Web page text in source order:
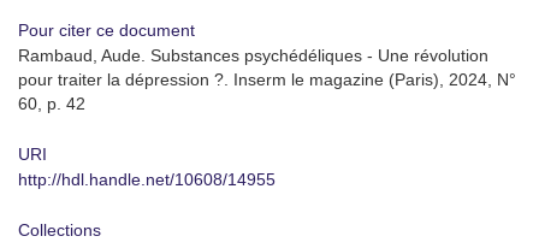
Pour citer ce document
Rambaud, Aude. Substances psychédéliques - Une révolution
pour traiter la dépression ?. Inserm le magazine (Paris), 2024, N°
60, p. 42
URI
http://hdl.handle.net/10608/14955
Collections